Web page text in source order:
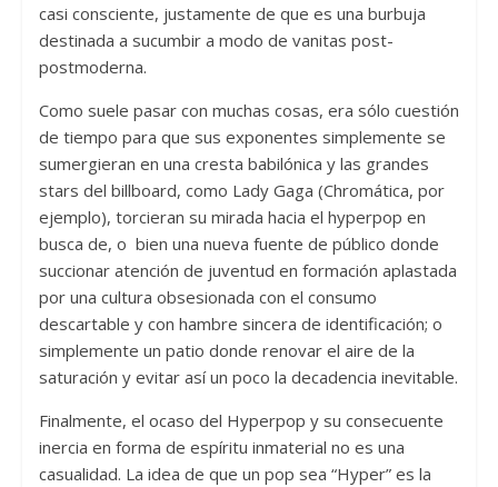
casi consciente, justamente de que es una burbuja
destinada a sucumbir a modo de vanitas post-
postmoderna.
Como suele pasar con muchas cosas, era sólo cuestión
de tiempo para que sus exponentes simplemente se
sumergieran en una cresta babilónica y las grandes
stars del billboard, como Lady Gaga (Chromática, por
ejemplo), torcieran su mirada hacia el hyperpop en
busca de, o bien una nueva fuente de público donde
succionar atención de juventud en formación aplastada
por una cultura obsesionada con el consumo
descartable y con hambre sincera de identificación; o
simplemente un patio donde renovar el aire de la
saturación y evitar así un poco la decadencia inevitable.
Finalmente, el ocaso del Hyperpop y su consecuente
inercia en forma de espíritu inmaterial no es una
casualidad. La idea de que un pop sea “Hyper” es la